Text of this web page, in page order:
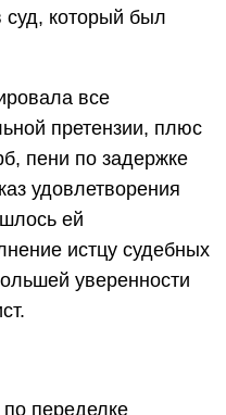
который был
все
претензии, плюс
пени по задержке
удовлетворения
ей
истцу судебных
уверенности
по переделке